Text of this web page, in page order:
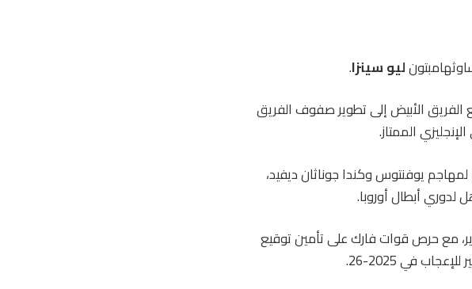
ليو سينزا.
الفريق الأبيض إلى تطوير صفوف الفريق
الممتاز.
لمهاجم يوفنتوس وكندا جوناثان ديفيد،
لدوري أبطال أوروبا.
مع حرص قوات فارك على تأمين توقيع
في 2025-26.